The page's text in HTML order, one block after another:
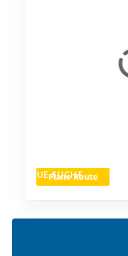
Plane Route
NEUE SUCHE